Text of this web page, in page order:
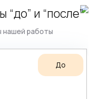
и “после”
нашей работы
До